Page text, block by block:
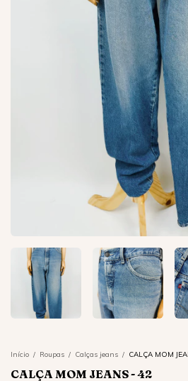
Início / Roupas / Calças jeans / CALÇA MOM
CALÇA MOM JEANS - 42